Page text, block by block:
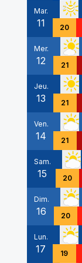
Mar.
11 20
Mer.
12 21
Jeu.
13 21
Ven.
14 21
Sam.
15 20
Dim.
16 20
Lun.
17 19